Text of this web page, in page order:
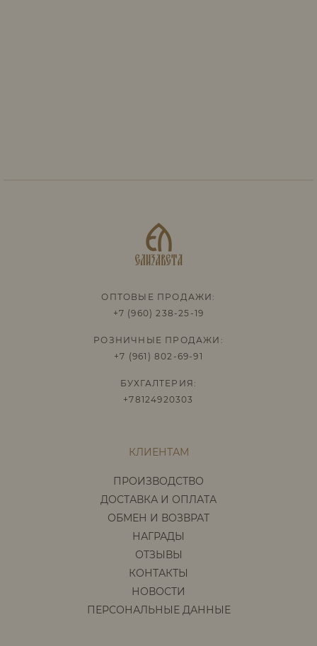
КЛИЕНТАМ
ПРОИЗВОДСТВО
ДОСТАВКА И ОПЛАТА
ОБМЕН И ВОЗВРАТ
НАГРАДЫ
ОТЗЫВЫ
КОНТАКТЫ
НОВОСТИ
ПЕРСОНАЛЬНЫЕ ДАННЫЕ
ОПТОВЫЕ ПРОДАЖИ:
+7 (960) 238-25-19
РОЗНИЧНЫЕ ПРОДАЖИ:
+7 (961) 802-69-91
БУХГАЛТЕРИЯ:
+78124920303